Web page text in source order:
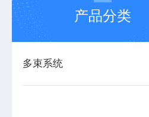
产品分类
多束系统